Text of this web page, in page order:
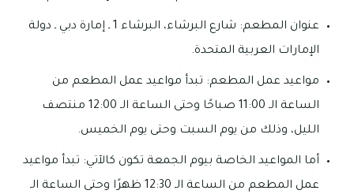
عنوان المطعم: شارع البرشاء، البرشاء 1 ـ إمارة دبي ـ دولة
الإمارات العربية المتحدة.
مواعيد عمل المطعم: تبدأ مواعيد عمل المطعم من
الساعة الـ 11:00 صباحًا وحتى الساعة الـ 12:00 منتصف
الليل، وذلك من يوم السبت وحتى يوم الخميس.
أما المواعيد الخاصة بيوم الجمعة تكون كالآتي: تبدأ مواعيد
عمل المطعم من الساعة الـ 12:30 ظهرًا وحتى الساعة الـ